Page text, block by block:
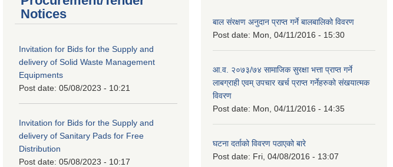
Notices
Invitation for Bids for the Supply and
delivery of Solid Waste Management
Equipments
Post date: 05/08/2023 - 10:21
Invitation for Bids for the Supply and
delivery of Sanitary Pads for Free
Distribution
Post date: 05/08/2023 - 10:17
बाल संरक्षण अनुदान प्राप्त गर्ने बालबालिको विवरण
Post date: Mon, 04/11/2016 - 15:30
आ.व. २०७३/७४ सामाजिक सुरक्षा भत्ता प्राप्त गर्ने
लाबग्राही एवम् उपचार खर्च प्राप्त गर्नेहरुको संखयात्मक
विवरण
Post date: Mon, 04/11/2016 - 14:35
घटना दर्ताको विवरण पठाएको बारे
Post date: Fri, 04/08/2016 - 13:07